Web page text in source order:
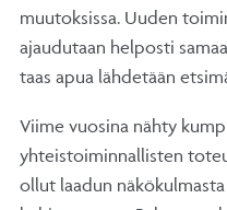
muutoksissa. Uuden
ajaudutaan helposti
taas apua lähdetään
Viime vuosina nähty
yhteistoiminnallisten
ollut laadun